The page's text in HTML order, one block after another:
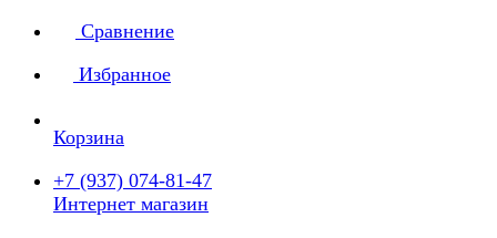
Сравнение
Избранное
Корзина
+7 (937) 074-81-47
Интернет магазин